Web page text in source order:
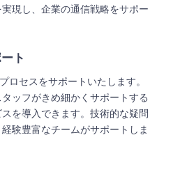
現し、企業の通信戦略をサポー
ト
ロセスをサポートいたします。
ッフがきめ細かくサポートする
を導入できます。技術的な疑問
験豊富なチームがサポートしま